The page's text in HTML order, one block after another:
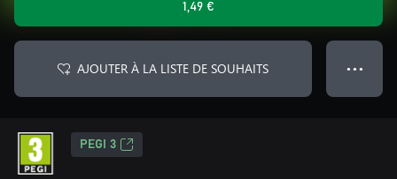
1,49 €
AJOUTER À LA LISTE DE SOUHAITS ● ● ●
PEGI 3